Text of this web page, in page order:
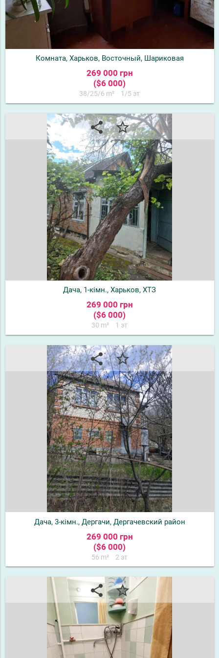
Комната, Харьков, Восточный, Шариковая
269 000 грн
($6 000)
38/25/6 m² 1/5 эт
share star_border
Дача, 1-кімн., Харьков, ХТЗ
269 000 грн
($6 000)
30 m² 1 эт
share star_border
Дача, 3-кімн., Дергачи, Дергачевский район
269 000 грн
($6 000)
56 m² 2 эт
share star_border